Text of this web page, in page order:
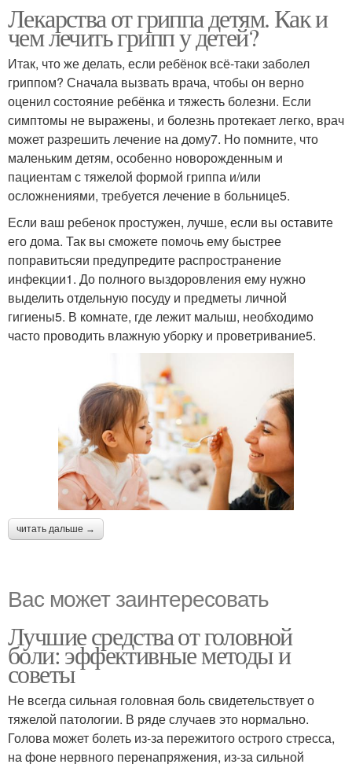
Лекарства от гриппа детям. Как и
чем лечить грипп у детей?
Итак, что же делать, если ребёнок всё-таки заболел
гриппом? Сначала вызвать врача, чтобы он верно
оценил состояние ребёнка и тяжесть болезни. Если
симптомы не выражены, и болезнь протекает легко, врач
может разрешить лечение на дому7. Но помните, что
маленьким детям, особенно новорожденным и
пациентам с тяжелой формой гриппа и/или
осложнениями, требуется лечение в больнице5.
Если ваш ребенок простужен, лучше, если вы оставите
его дома. Так вы сможете помочь ему быстрее
поправитьсяи предупредите распространение
инфекции1. До полного выздоровления ему нужно
выделить отдельную посуду и предметы личной
гигиены5. В комнате, где лежит малыш, необходимо
часто проводить влажную уборку и проветривание5.
читать дальше →
Вас может заинтересовать
Лучшие средства от головной
боли: эффективные методы и
советы
Не всегда сильная головная боль свидетельствует о
тяжелой патологии. В ряде случаев это нормально.
Голова может болеть из-за пережитого острого стресса,
на фоне нервного перенапряжения, из-за сильной